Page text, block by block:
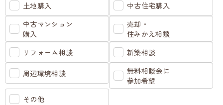
土地購入
中古住宅購入
中古マンション
購入
売却・
住みかえ相談
リフォーム相談
新築相談
周辺環境相談
無料相談会に
参加希望
その他